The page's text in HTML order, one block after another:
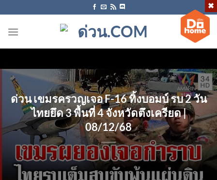
ไป
ด่วน เขมรครวญเจอ F-16 ทิ้งบอมบ์ รบ 2 วัน
ไทยยึด 3 พื้นที่ 4 จังหวัดตึงเครียด |
08/12/68